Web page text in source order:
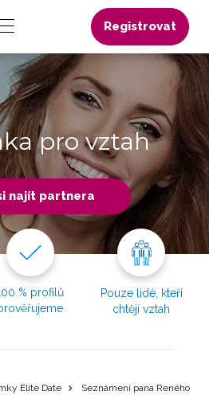
Registrovat
pro vztah
najít partnera
% profilů
Pouze lidé, kteří
chtějí vztah
Elite Date Seznámení pana Reného